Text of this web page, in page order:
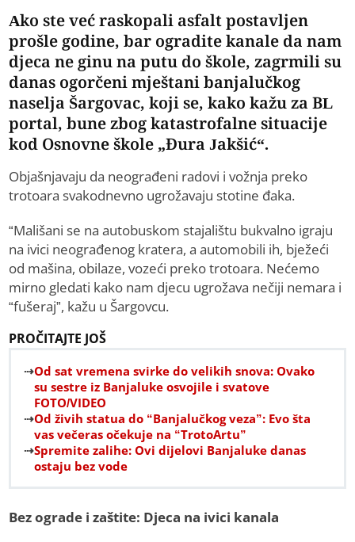
Ako ste već raskopali asfalt postavljen
prošle godine, bar ogradite kanale da nam
djeca ne ginu na putu do škole, zagrmili su
danas ogorčeni mještani banjalučkog
naselja Šargovac, koji se, kako kažu za BL
portal, bune zbog katastrofalne situacije
kod Osnovne škole „Đura Jakšić“.
Objašnjavaju da neograđeni radovi i vožnja preko
trotoara svakodnevno ugrožavaju stotine đaka.
“Mališani se na autobuskom stajalištu bukvalno igraju
na ivici neograđenog kratera, a automobili ih, bježeći
od mašina, obilaze, vozeći preko trotoara. Nećemo
mirno gledati kako nam djecu ugrožava nečiji nemara i
“fušeraj”, kažu u Šargovcu.
PROČITAJTE JOŠ
Od sat vremena svirke do velikih snova: Ovako
su sestre iz Banjaluke osvojile i svatove
FOTO/VIDEO
Od živih statua do “Banjalučkog veza”: Evo šta
vas večeras očekuje na “TrotoArtu”
Spremite zalihe: Ovi dijelovi Banjaluke danas
ostaju bez vode
Bez ograde i zaštite: Djeca na ivici kanala